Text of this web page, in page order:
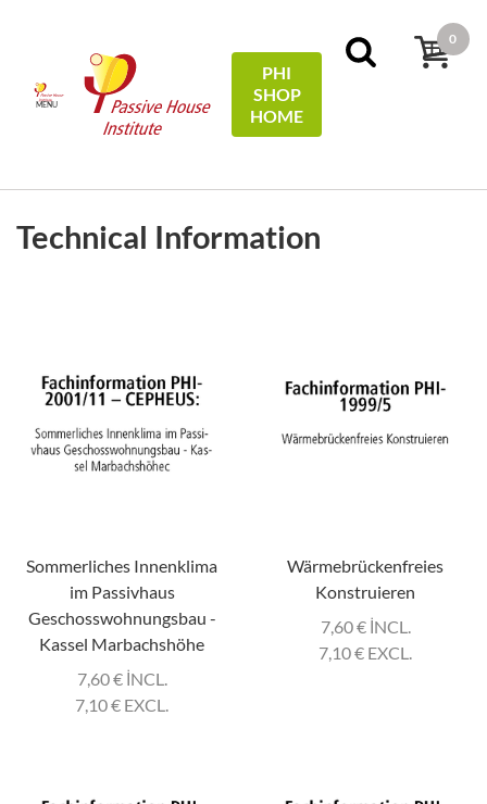
MENU
PHI
SHOP
HOME
0
Technical Information
Sommerliches Innenklima
im Passivhaus
Geschosswohnungsbau -
Kassel Marbachshöhe
7,60€INCL.
7,10€ EXCL.
Wärmebrückenfreies
Konstruieren
7,60€INCL.
7,10€ EXCL.